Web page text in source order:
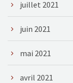
juillet 2021
juin 2021
mai 2021
avril 2021